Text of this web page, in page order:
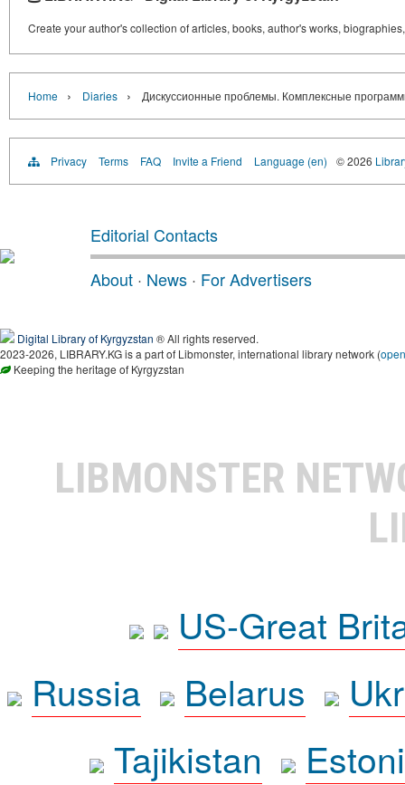
Create your author's collection of articles, books, author's works,
Home › Diaries › Дискуссионные проблемы. Комплексные
Privacy Terms FAQ Invite a Friend Language (en) © 2026
Editorial Contacts
About · News · For Advertisers
Digital Library of Kyrgyzstan ® All rights reserved.
2023-2026, LIBRARY.KG is a part of Libmonster, international library network (
Keeping the heritage of Kyrgyzstan
LIBMONSTER
US-Great
Russia
Belarus
Tajikistan